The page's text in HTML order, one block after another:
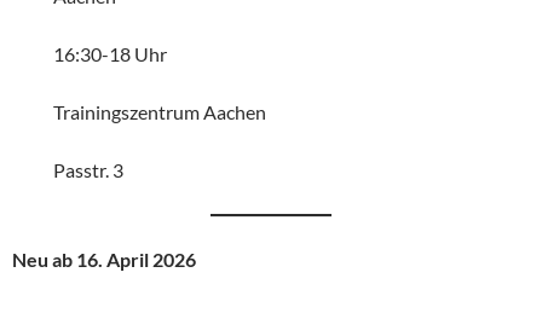
16:30-18 Uhr
Trainingszentrum Aachen
Passtr. 3
Neu ab 16. April 2026